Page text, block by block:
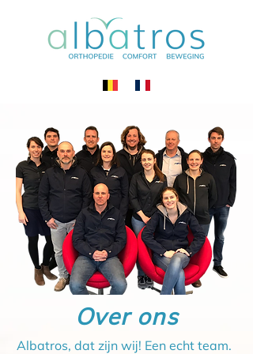
Over ons
Albatros, dat zijn wij! Een echt team.